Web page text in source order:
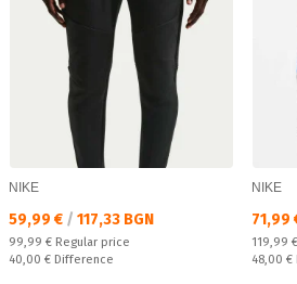
NIKE
Текуща цена:
59,99 € / 117,33 BGN
Regular price:
99,99 € Regular price
Спестявате:
40,00 € Difference
NIKE
71,99
119,99 €
48,00 €